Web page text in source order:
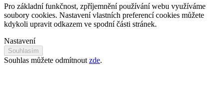
Pro základní funkčnost, zpříjemnění používání webu využíváme
soubory cookies. Nastavení vlastních preferencí cookies můžete
kdykoli upravit odkazem ve spodní části stránek.
Nastavení
Souhlasím
Souhlas můžete odmítnout zde.